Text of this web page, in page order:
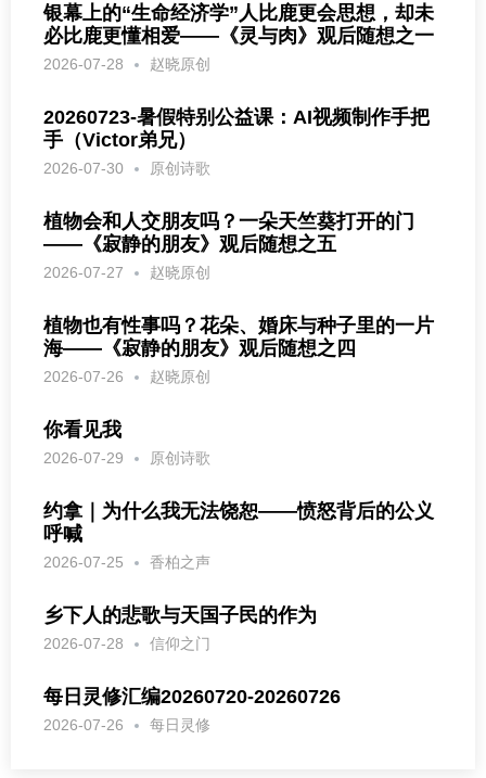
银幕上的“生命经济学”人比鹿更会思想，却未
必比鹿更懂相爱——《灵与肉》观后随想之一
2026-07-28 赵晓原创
20260723-暑假特别公益课：AI视频制作手把
手（Victor弟兄）
2026-07-30 原创诗歌
植物会和人交朋友吗？一朵天竺葵打开的门
——《寂静的朋友》观后随想之五
2026-07-27 赵晓原创
植物也有性事吗？花朵、婚床与种子里的一片
海——《寂静的朋友》观后随想之四
2026-07-26 赵晓原创
你看见我
2026-07-29 原创诗歌
约拿｜为什么我无法饶恕——愤怒背后的公义
呼喊
2026-07-25 香柏之声
乡下人的悲歌与天国子民的作为
2026-07-28 信仰之门
每日灵修汇编20260720-20260726
2026-07-26 每日灵修